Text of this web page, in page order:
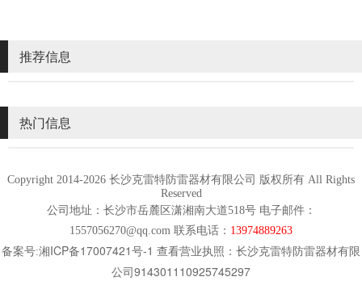
推荐信息
热门信息
Copyright 2014-2026 长沙克雷特防雷器材有限公司 版权所有 All Rights
Reserved
公司地址：长沙市岳麓区潇湘南大道518号 电子邮件：
1557056270@qq.com 联系电话： 13974889263
备案号:湘ICP备17007421号-1 查看营业执照： 长沙克雷特防雷器材有限
公司914301110925745297